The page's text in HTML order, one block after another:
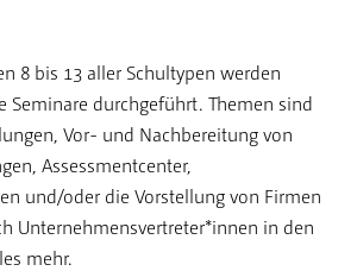
8 bis 13 aller Schultypen werden
Seminare durchgeführt. Themen sind
Vor- und Nachbereitung von
Assessmentcenter,
und/oder die Vorstellung von Firmen
Unternehmensvertreter*innen in den
mehr.